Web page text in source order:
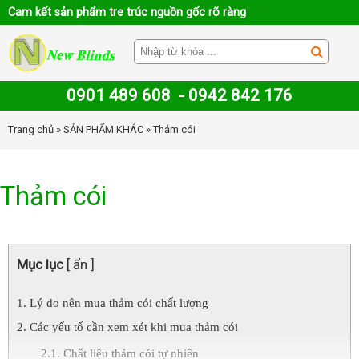
Cam kết sản phẩm tre trúc nguồn gốc rõ ràng
0901 489 608 - 0942 842 176
Trang chủ » SẢN PHẨM KHÁC » Thảm cói
Thảm cói
Mục lục [ ẩn ]
Lý do nên mua thảm cói chất lượng
Các yếu tố cần xem xét khi mua thảm cói
Chất liệu thảm cói tự nhiên